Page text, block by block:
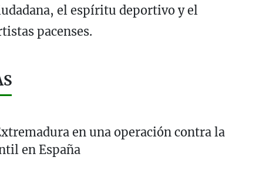
el espíritu deportivo y el
pacenses.
en una operación contra la
en España